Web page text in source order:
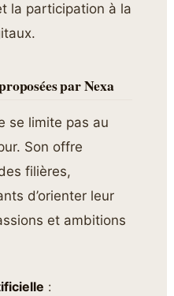
la participation à la
par Nexa
se limite pas au
Son offre
filières,
d’orienter leur
et ambitions
: